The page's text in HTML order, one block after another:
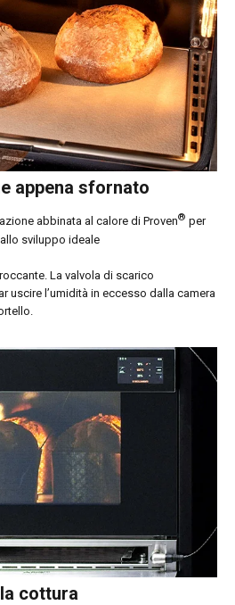
appena sfornato
abbinata al calore di Proven® per
sviluppo ideale
La valvola di scarico
uscire l’umidità in eccesso dalla camera
cottura